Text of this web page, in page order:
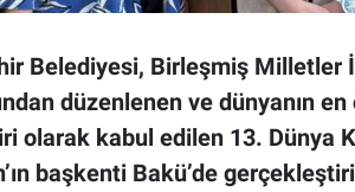
Belediyesi, Birleşmiş Milletler
düzenlenen ve dünyanın
olarak kabul edilen 13. Dünya
başkenti Bakü’de